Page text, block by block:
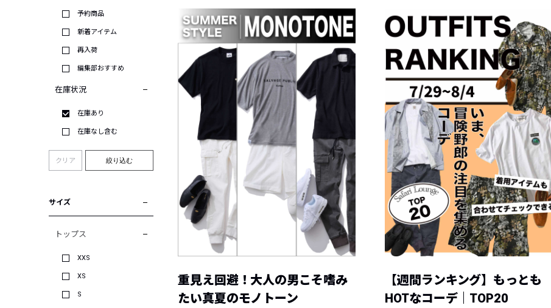
予約商品
新着アイテム
再入荷
編集部おすすめ
在庫状況
在庫あり
在庫なし含む
クリア 絞り込む
サイズ
トップス
XXS
XS
S
重見え回避！大人の男こそ嗜み
たい真夏のモノトーン
【週間ランキング】もっとも
HOTなコーデ｜TOP20